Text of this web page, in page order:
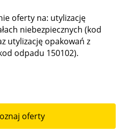
oferty na: utylizację
niebezpiecznych (kod
utylizację opakowań z
odpadu 150102).
oferty